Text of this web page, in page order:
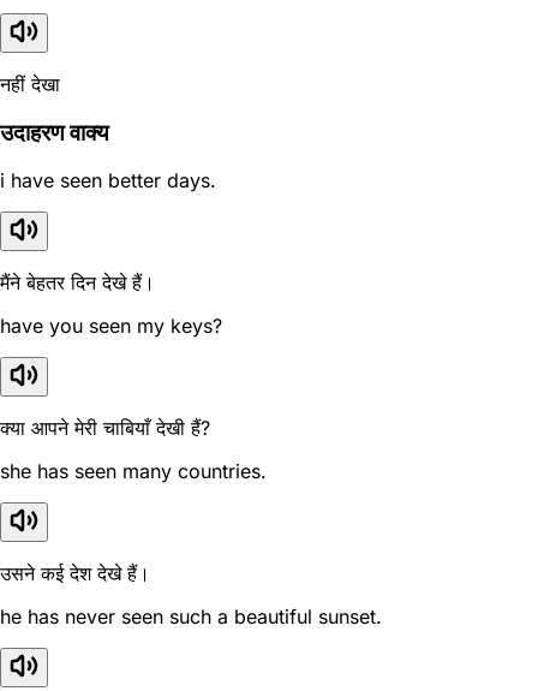
नहीं देखा
उदाहरण वाक्य
i have seen better days.
मैंने बेहतर दिन देखे हैं।
have you seen my keys?
क्या आपने मेरी चाबियाँ देखी हैं?
she has seen many countries.
उसने कई देश देखे हैं।
he has never seen such a beautiful sunset.